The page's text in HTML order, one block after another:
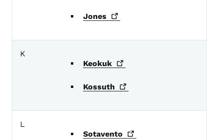
Jones
K
Keokuk
Kossuth
L
Sotavento